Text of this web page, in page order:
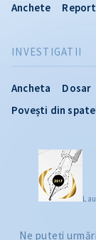
INVESTIGATII
Ancheta Dosar
Povești din
Anchete
Ne puteți
CITEȘTE